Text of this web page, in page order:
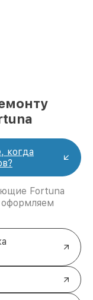
когда
Fortuna